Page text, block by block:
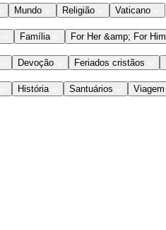
Mundo Religião Vaticano
Família For Her &amp; For Him
Devoção Feriados cristãos
História Santuários Viagem